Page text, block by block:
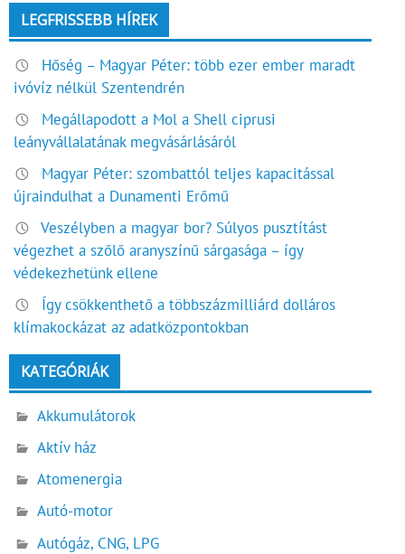
LEGFRISSEBB HÍREK
Hőség – Magyar Péter: több ezer ember maradt
ivóvíz nélkül Szentendrén
Megállapodott a Mol a Shell ciprusi
leányvállalatának megvásárlásáról
Magyar Péter: szombattól teljes kapacitással
újraindulhat a Dunamenti Erőmű
Veszélyben a magyar bor? Súlyos pusztítást
végezhet a szőlő aranyszínű sárgasága – így
védekezhetünk ellene
Így csökkenthető a többszázmilliárd dolláros
klímakockázat az adatközpontokban
KATEGÓRIÁK
Akkumulátorok
Aktív ház
Atomenergia
Autó-motor
Autógáz, CNG, LPG